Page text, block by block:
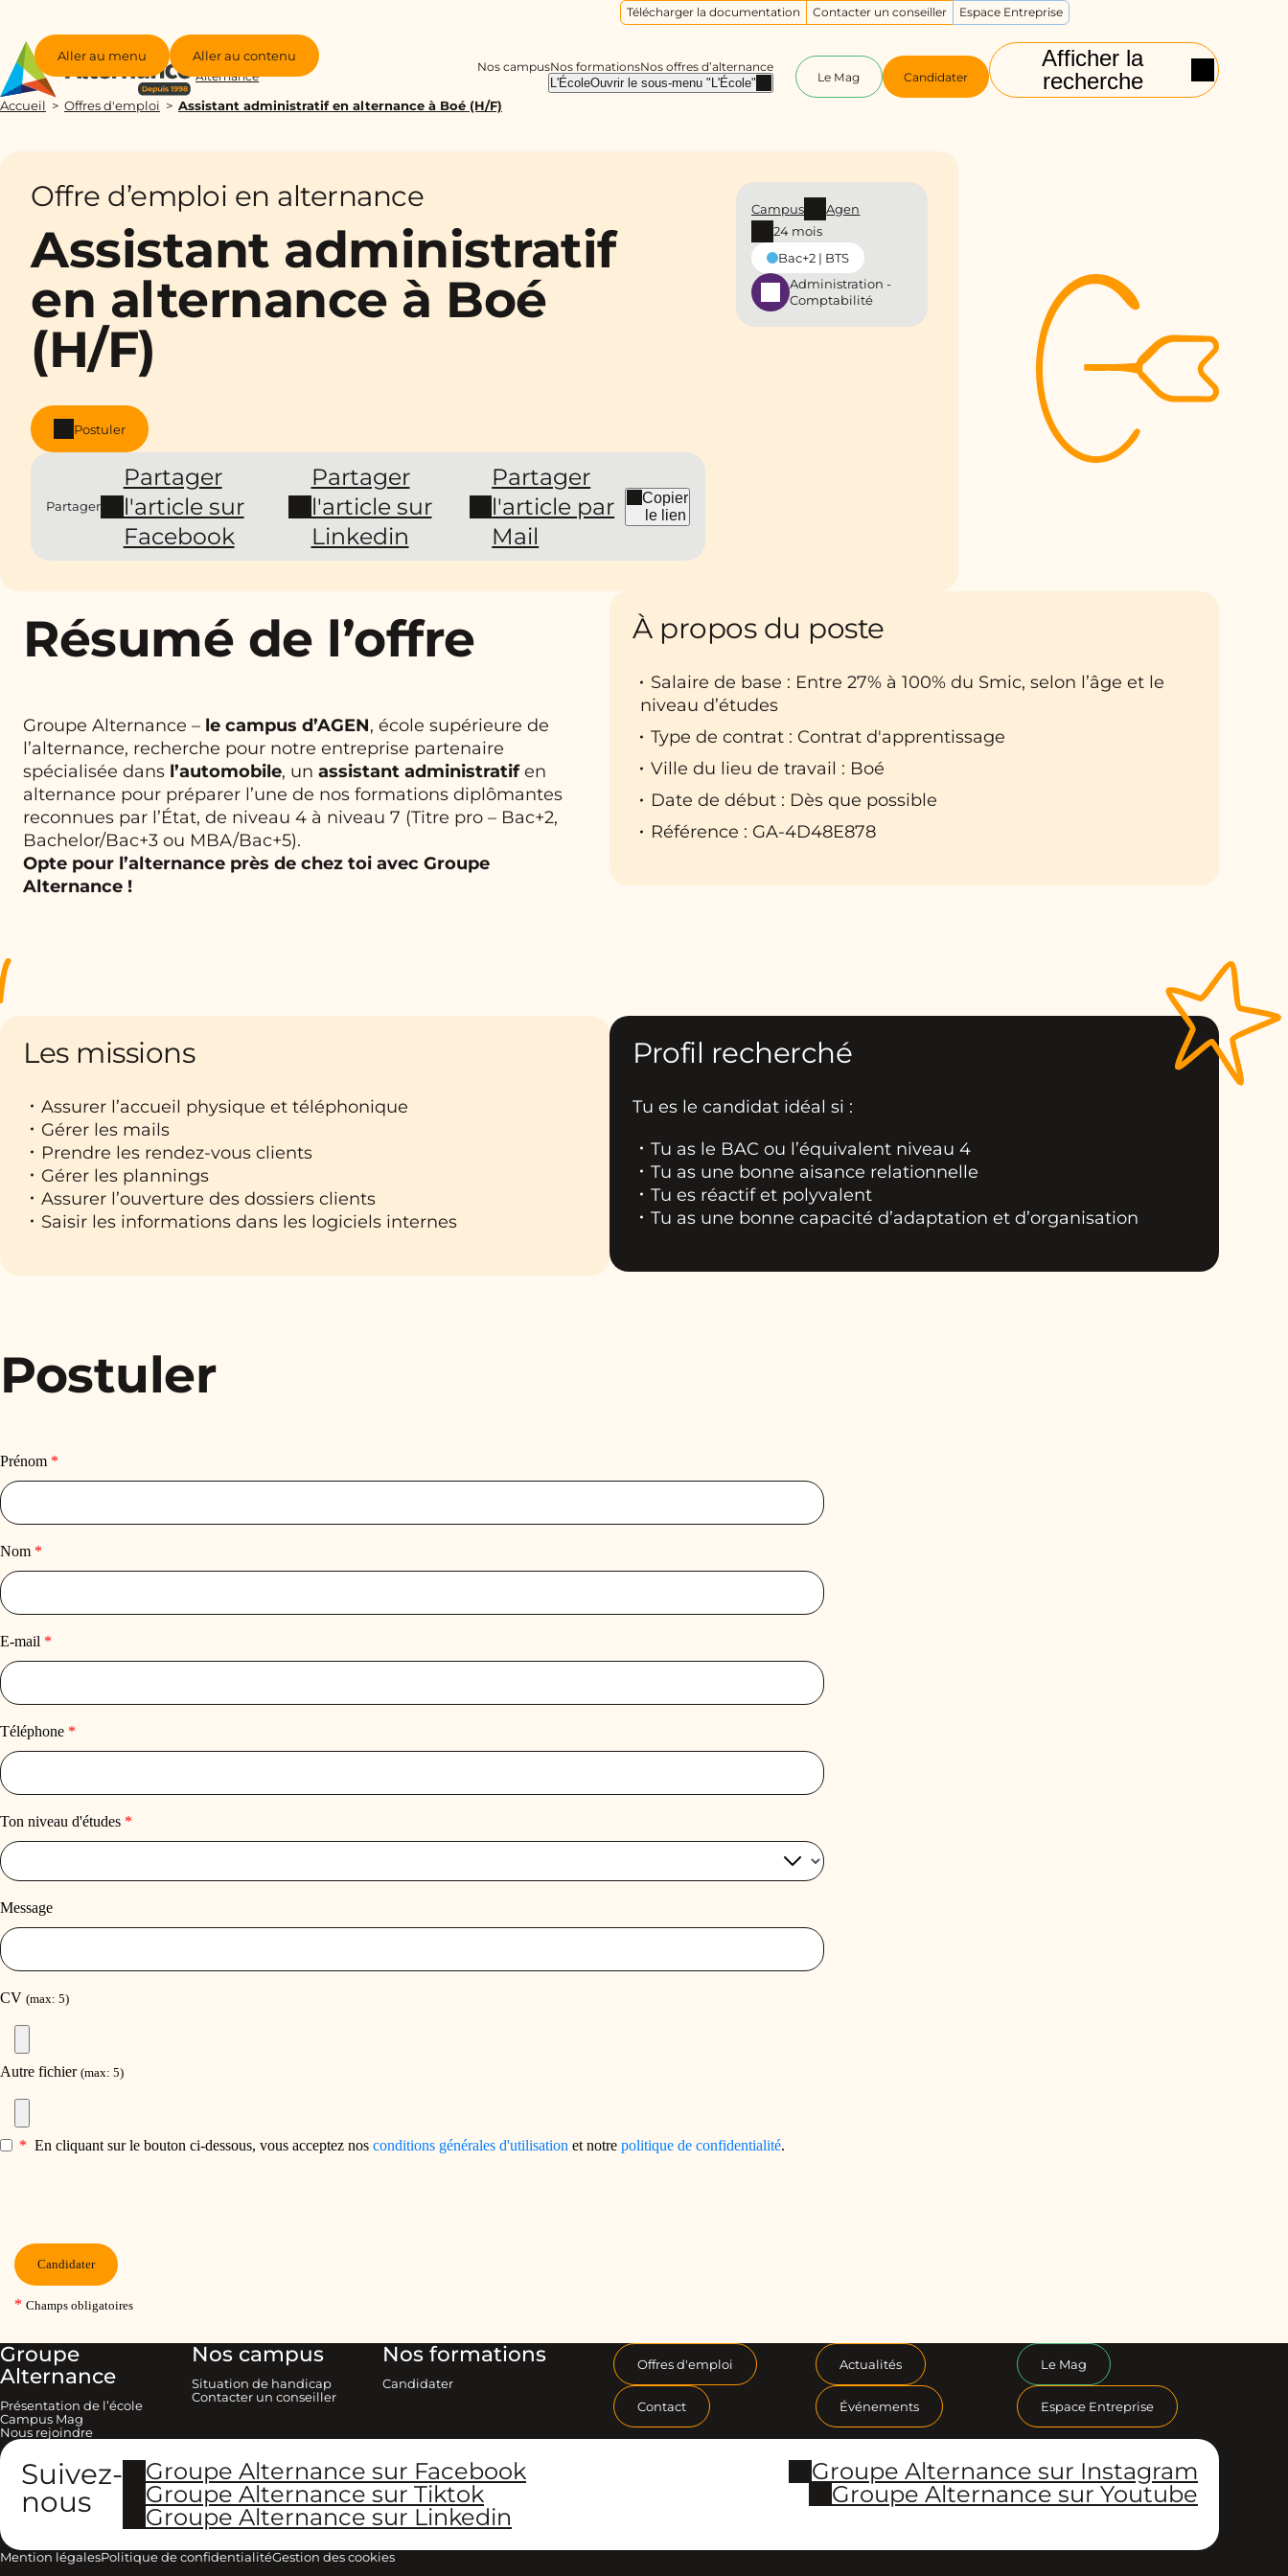
Aller au menu Aller au contenu
Groupe
Alternance
Afficher la
recherche
Nos campusNos formationsNos offres d’alternance
L'ÉcoleOuvrir le sous-menu "L'École" Le Mag Candidater
Télécharger la documentation Contacter un conseiller Espace Entreprise
Accueil Offres d'emploi Assistant administratif en alternance à Boé (H/F)
Offre d’emploi en alternance
Assistant administratif
en alternance à Boé
(H/F)
Postuler
Partager
Partager
l'article sur
Facebook
Partager
l'article sur
Linkedin
Partager
l'article par
Mail
Copier
le lien
Campus
Agen
24 mois
Bac+2 | BTS
Administration -
Comptabilité
Résumé de l’offre
Groupe Alternance – le campus d’AGEN, école supérieure de
l’alternance, recherche pour notre entreprise partenaire
spécialisée dans l’automobile, un assistant administratifen
alternance pour préparer l’une de nos formations diplômantes
reconnues par l’État, de niveau 4 à niveau 7 (Titre pro – Bac+2,
Bachelor/Bac+3 ou MBA/Bac+5).
Opte pour l’alternance près de chez toi avec Groupe
Alternance !
À propos du poste
Salaire de base : Entre 27% à 100% du Smic, selon l’âge et le
niveau d’études
Type de contrat : Contrat d'apprentissage
Ville du lieu de travail : Boé
Date de début : Dès que possible
Référence : GA-4D48E878
Les missions
Assurer l’accueil physique et téléphonique
Gérer les mails
Prendre les rendez-vous clients
Gérer les plannings
Assurer l’ouverture des dossiers clients
Saisir les informations dans les logiciels internes
Profil recherché
Tu es le candidat idéal si :
Tu as le BAC ou l’équivalent niveau 4
Tu as une bonne aisance relationnelle
Tu es réactif et polyvalent
Tu as une bonne capacité d’adaptation et d’organisation
Postuler
Groupe
Alternance
Présentation de l’école
Campus Mag
Nous rejoindre
Nos campus
Situation de handicap
Contacter un conseiller
Nos formations
Candidater
Offres d'emploi Actualités Le Mag
Contact Événements Espace Entreprise
Suivez-
nous
Groupe Alternance sur Facebook
Groupe Alternance sur Instagram
Groupe Alternance sur Tiktok
Groupe Alternance sur Youtube
Groupe Alternance sur Linkedin
Mention légalesPolitique de confidentialitéGestion des cookies